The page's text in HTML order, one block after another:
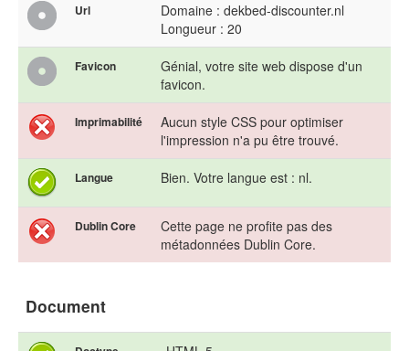
Url
Domaine : dekbed-discounter.nl
Longueur : 20
Favicon
Génial, votre site web dispose d'un
favicon.
Imprimabilité
Aucun style CSS pour optimiser
l'impression n'a pu être trouvé.
Langue Bien. Votre langue est : nl.
Dublin Core
Cette page ne profite pas des
métadonnées Dublin Core.
Document